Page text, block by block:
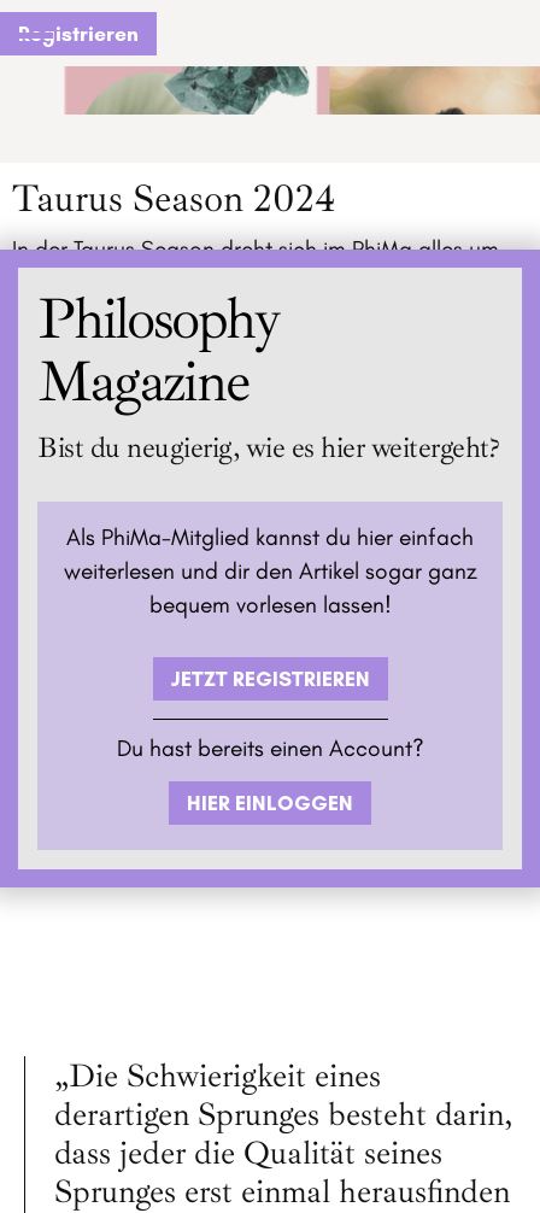
Registrieren
Taurus Season 2024
In der Taurus Season dreht sich im PhiMa alles um
Jupiter-Uranus Konjunktion bevor.
Philosophy
Magazine
Bist du neugierig, wie es hier weitergeht?
Als PhiMa-Mitglied kannst du hier einfach
weiterlesen und dir den Artikel sogar ganz
bequem vorlesen lassen!
JETZT REGISTRIEREN
Du hast bereits einen Account?
HIER EINLOGGEN
„Die Schwierigkeit eines
derartigen Sprunges besteht darin,
dass jeder die Qualität seines
Sprunges erst einmal herausfinden